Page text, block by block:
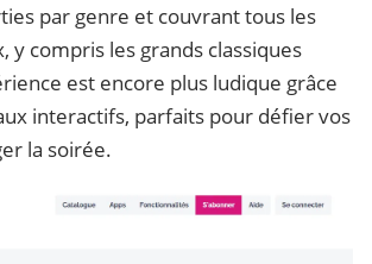
par genre et couvrant tous les
y compris les grands classiques
est encore plus ludique grâce
interactifs, parfaits pour défier vos
la soirée.